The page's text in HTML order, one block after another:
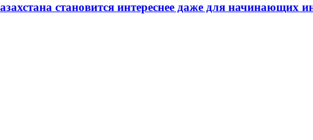
становится интереснее даже для начинающих